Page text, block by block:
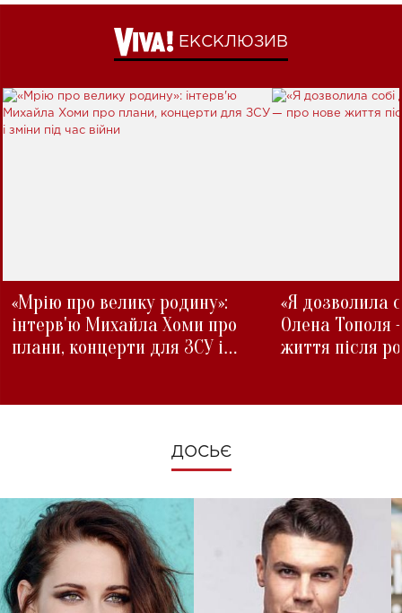
ЕКСКЛЮЗИВ
«Мрію про велику родину»:
інтерв'ю Михайла Хоми про
плани, концерти для ЗСУ і
«Я дозволила
Олена Тополя
життя після
ДОСЬЄ